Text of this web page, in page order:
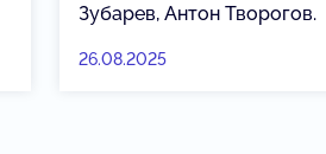
Зубарев, Антон Творогов.
26.08.2025